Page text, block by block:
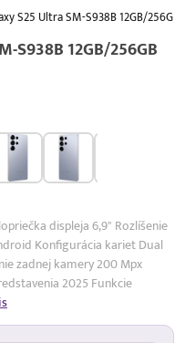
S25 Ultra SM-S938B 12GB/
S938B 12GB/256GB
displeja 6,9" Rozlíšenie
Konfigurácia kariet Dual
zadnej kamery 200 Mpx
2025 Funkcie